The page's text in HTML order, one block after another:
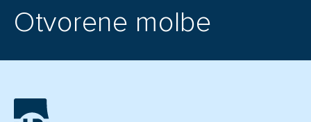
Otvorene molbe